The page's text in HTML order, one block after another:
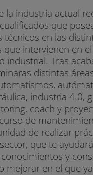
la industria actual
que
técnicos en las
que intervienen en el
industrial. Tras
distintas
industria 4.0,
coach y
de
de realizar
que te
y
mejorar en el que